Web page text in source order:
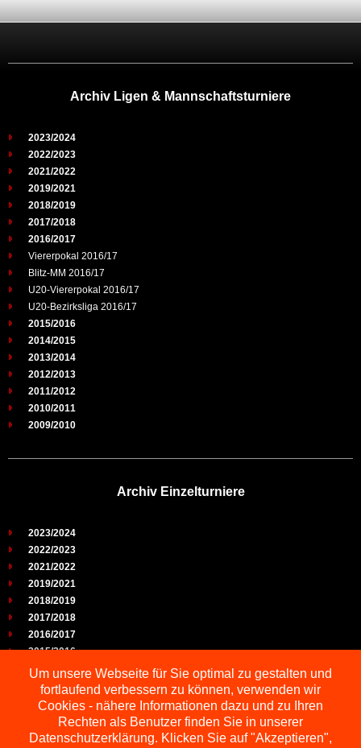
Archiv Ligen & Mannschaftsturniere
2023/2024
2022/2023
2021/2022
2019/2021
2018/2019
2017/2018
2016/2017
Viererpokal 2016/17
Blitz-MM 2016/17
U20-Viererpokal 2016/17
U20-Bezirksliga 2016/17
2015/2016
2014/2015
2013/2014
2012/2013
2011/2012
2010/2011
2009/2010
Archiv Einzelturniere
2023/2024
2022/2023
2021/2022
2019/2021
2018/2019
2017/2018
2016/2017
2015/2016
2014/2015
2013/2014
2012/2013
2011/2012
2010/2011
Um unsere Webseite für Sie optimal zu gestalten und
fortlaufend verbessern zu können, verwenden wir
Cookies - nähere Informationen dazu und zu Ihren
Rechten als Benutzer finden Sie in unserer
Datenschutzerklärung. Klicken Sie auf "Akzeptieren",